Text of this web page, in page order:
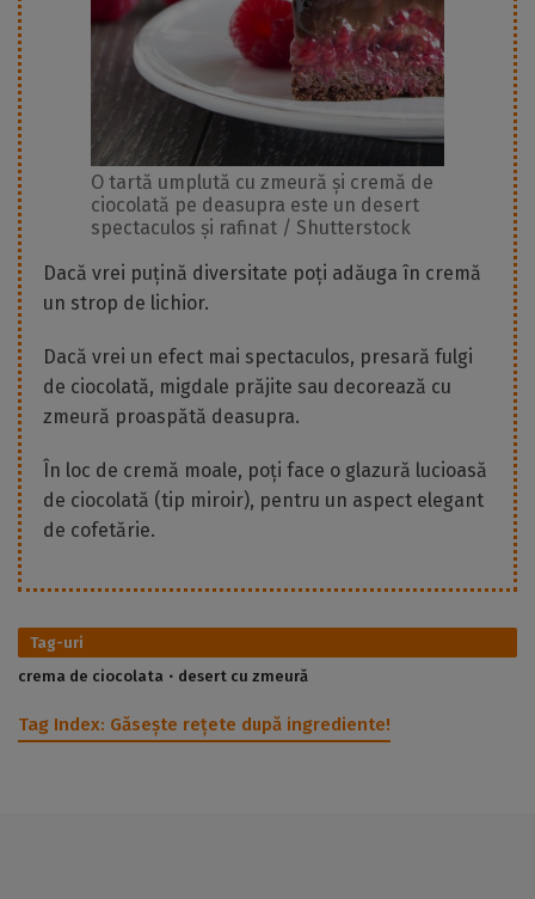
O tartă umplută cu zmeură și cremă de
ciocolată pe deasupra este un desert
spectaculos și rafinat / Shutterstock
Dacă vrei puțină diversitate poți adăuga în cremă
un strop de lichior.
Dacă vrei un efect mai spectaculos, presară fulgi
de ciocolată, migdale prăjite sau decorează cu
zmeură proaspătă deasupra.
În loc de cremă moale, poți face o glazură lucioasă
de ciocolată (tip miroir), pentru un aspect elegant
de cofetărie.
Tag-uri
crema de ciocolata
desert cu zmeură
Tag Index: Găsește rețete după ingrediente!